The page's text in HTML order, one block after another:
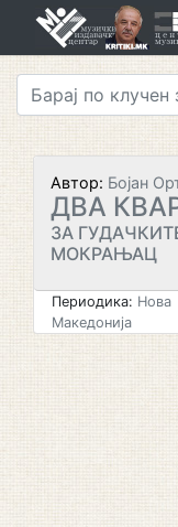
Автор: Бојан
ДВА
ЗА
МОКРАЊАЦ
Периодика: Нова
Македонија